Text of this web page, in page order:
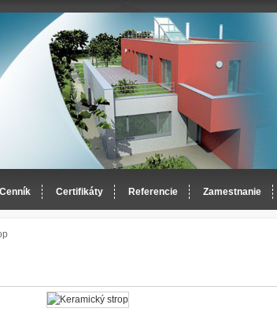
Cenník Certifikáty Referencie Zamestnanie